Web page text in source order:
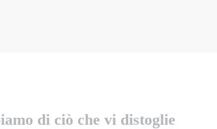
di ciò che vi distoglie